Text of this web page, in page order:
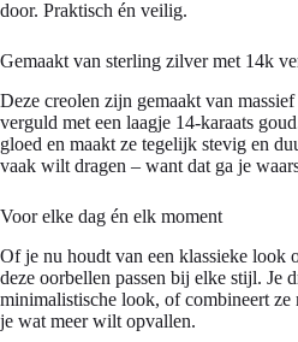
door. Praktisch én veilig.
Gemaakt van sterling zilver met 14k
Deze creolen zijn gemaakt van
verguld met een laagje 14-karaats
gloed en maakt ze tegelijk stevig en
vaak wilt dragen – want dat ga je
Voor elke dag én elk moment
Of je nu houdt van een klassieke look
deze oorbellen passen bij elke stijl. Je
minimalistische look, of combineert ze
je wat meer wilt opvallen.